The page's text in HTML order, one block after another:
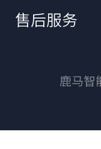
售后服务
鹿马智